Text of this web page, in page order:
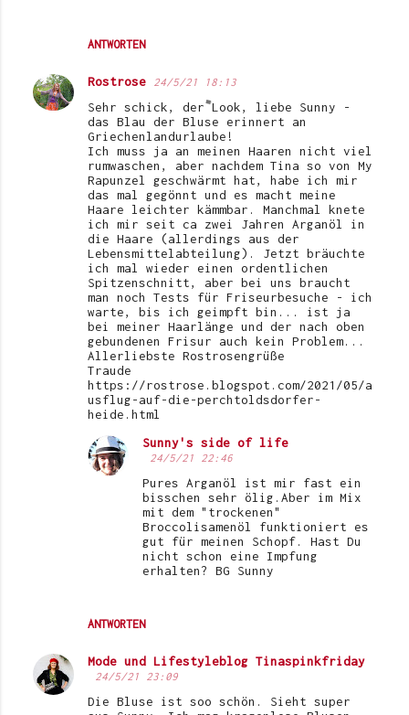
ANTWORTEN
Rostrose 24/5/21 18:13
Sehr schick, der Look, liebe Sunny -
das Blau der Bluse erinnert an
Griechenlandurlaube!
Ich muss ja an meinen Haaren nicht viel
rumwaschen, aber nachdem Tina so von My
Rapunzel geschwärmt hat, habe ich mir
das mal gegönnt und es macht meine
Haare leichter kämmbar. Manchmal knete
ich mir seit ca zwei Jahren Arganöl in
die Haare (allerdings aus der
Lebensmittelabteilung). Jetzt bräuchte
ich mal wieder einen ordentlichen
Spitzenschnitt, aber bei uns braucht
man noch Tests für Friseurbesuche - ich
warte, bis ich geimpft bin... ist ja
bei meiner Haarlänge und der nach oben
gebundenen Frisur auch kein Problem...
Allerliebste Rostrosengrüße
Traude
https://rostrose.blogspot.com/2021/05/a
usflug-auf-die-perchtoldsdorfer-
heide.html
ANTWORTEN
Sunny's side of life
24/5/21 22:46
Pures Arganöl ist mir fast ein
bisschen sehr ölig.Aber im Mix
mit dem "trockenen"
Broccolisamenöl funktioniert es
gut für meinen Schopf. Hast Du
nicht schon eine Impfung
erhalten? BG Sunny
Mode und Lifestyleblog Tinaspinkfriday
24/5/21 23:09
Die Bluse ist soo schön. Sieht super